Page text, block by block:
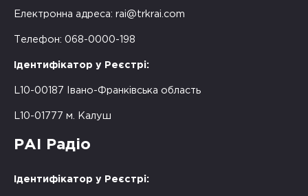
Електронна адреса: rai@trkrai.com
Телефон: 068-0000-198
Ідентифікатор у Реєстрі:
L10-00187 Івано-Франківська область
L10-01777 м. Калуш
РАІ Радіо
Ідентифікатор у Реєстрі: